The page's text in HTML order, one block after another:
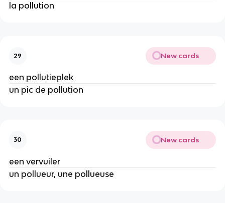
la pollution
29 New cards
een pollutieplek
un pic de pollution
30 New cards
een vervuiler
un pollueur, une pollueuse